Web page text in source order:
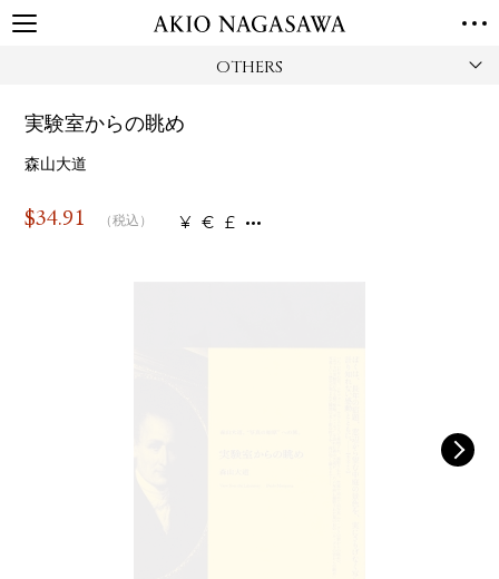
OTHERS
実験室からの眺め
森山大道
$34.91 （税込） ¥ € £
GINZA AOYAMA
TORANOMON